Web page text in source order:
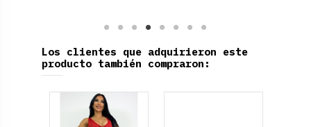
Los clientes que adquirieron este
producto también compraron: